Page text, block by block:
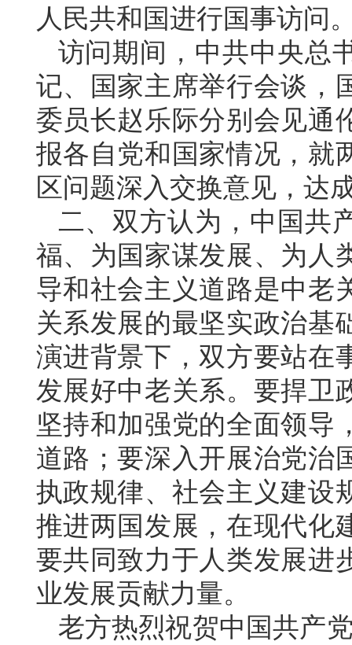
人民共和国进行国事访问
访问期间，中共中央总
记、国家主席举行会谈，
委员长赵乐际分别会见通
报各自党和国家情况，就
区问题深入交换意见，达
二、双方认为，中国共
福、为国家谋发展、为人
导和社会主义道路是中老
关系发展的最坚实政治基
演进背景下，双方要站在
发展好中老关系。要捍卫
坚持和加强党的全面领导
道路；要深入开展治党治
执政规律、社会主义建设
推进两国发展，在现代化
要共同致力于人类发展进
业发展贡献力量。
老方热烈祝贺中国共产